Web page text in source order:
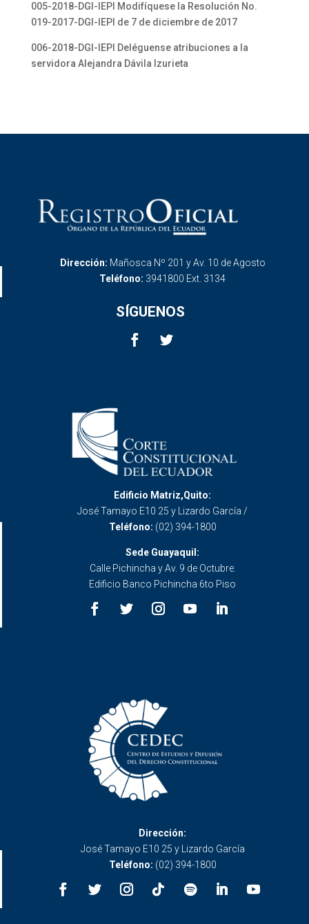
005-2018-DGI-IEPI Modifíquese la Resolución No.
019-2017-DGI-IEPI de 7 de diciembre de 2017
006-2018-DGI-IEPI Deléguense atribuciones a la
servidora Alejandra Dávila Izurieta
Dirección: Mañosca Nº 201 y Av. 10 de Agosto
Teléfono: 3941800 Ext. 3134
SÍGUENOS
Edificio Matriz,Quito:
José Tamayo E10 25 y Lizardo García /
Teléfono: (02) 394-1800
Sede Guayaquil:
Calle Pichincha y Av. 9 de Octubre.
Edificio Banco Pichincha 6to Piso
Dirección:
José Tamayo E10 25 y Lizardo García
Teléfono: (02) 394-1800